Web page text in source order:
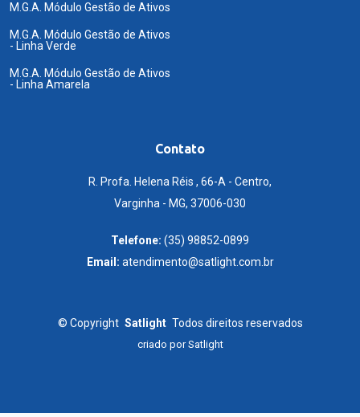
M.G.A. Módulo Gestão de Ativos
M.G.A. Módulo Gestão de Ativos
- Linha Verde
M.G.A. Módulo Gestão de Ativos
- Linha Amarela
Contato
R. Profa. Helena Réis , 66-A - Centro,
Varginha - MG, 37006-030
Telefone: (35) 98852-0899
Email: atendimento@satlight.com.br
© Copyright Satlight Todos direitos reservados
criado porSatlight